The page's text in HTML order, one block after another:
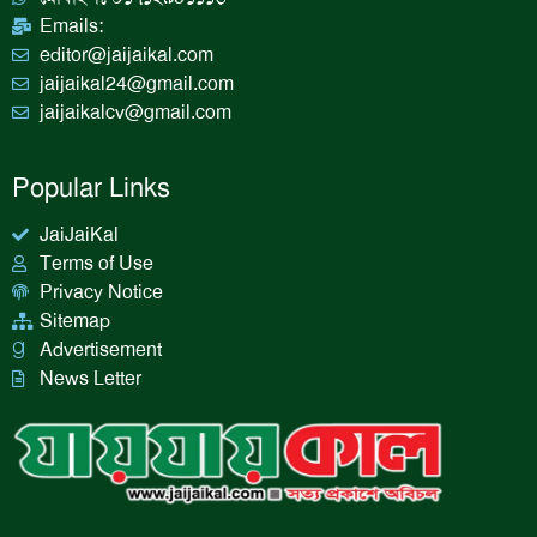
Emails:
editor@jaijaikal.com
jaijaikal24@gmail.com
jaijaikalcv@gmail.com
Popular Links
JaiJaiKal
Terms of Use
Privacy Notice
Sitemap
Advertisement
News Letter